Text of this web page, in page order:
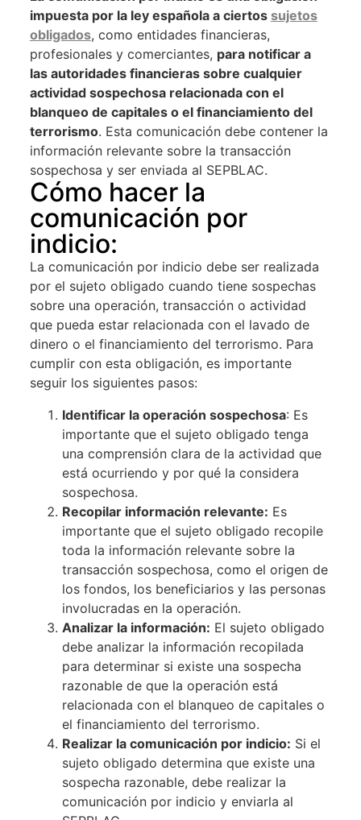
impuesta por la ley española a ciertos sujetos
obligados, como entidades financieras,
profesionales y comerciantes, para notificar a
las autoridades financieras sobre cualquier
actividad sospechosa relacionada con el
blanqueo de capitales o el financiamiento del
terrorismo. Esta comunicación debe contener la
información relevante sobre la transacción
sospechosa y ser enviada al SEPBLAC.
Cómo hacer la
comunicación por
indicio:
La comunicación por indicio debe ser realizada
por el sujeto obligado cuando tiene sospechas
sobre una operación, transacción o actividad
que pueda estar relacionada con el lavado de
dinero o el financiamiento del terrorismo. Para
cumplir con esta obligación, es importante
seguir los siguientes pasos:
Identificar la operación sospechosa: Es
importante que el sujeto obligado tenga
una comprensión clara de la actividad que
está ocurriendo y por qué la considera
sospechosa.
Recopilar información relevante: Es
importante que el sujeto obligado recopile
toda la información relevante sobre la
transacción sospechosa, como el origen de
los fondos, los beneficiarios y las personas
involucradas en la operación.
Analizar la información: El sujeto obligado
debe analizar la información recopilada
para determinar si existe una sospecha
razonable de que la operación está
relacionada con el blanqueo de capitales o
el financiamiento del terrorismo.
Realizar la comunicación por indicio: Si el
sujeto obligado determina que existe una
sospecha razonable, debe realizar la
comunicación por indicio y enviarla al